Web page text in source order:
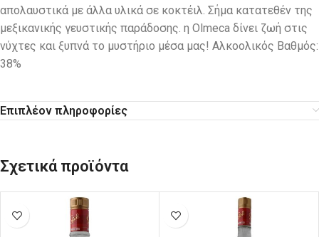
απολαυστικά με άλλα υλικά σε κοκτέιλ. Σήμα κατατεθέν της
μεξικανικής γευστικής παράδοσης. η Olmeca δίνει ζωή στις
νύχτες και ξυπνά το μυστήριο μέσα μας! Αλκοολικός Βαθμός:
38%
Επιπλέον πληροφορίες
Σχετικά προϊόντα